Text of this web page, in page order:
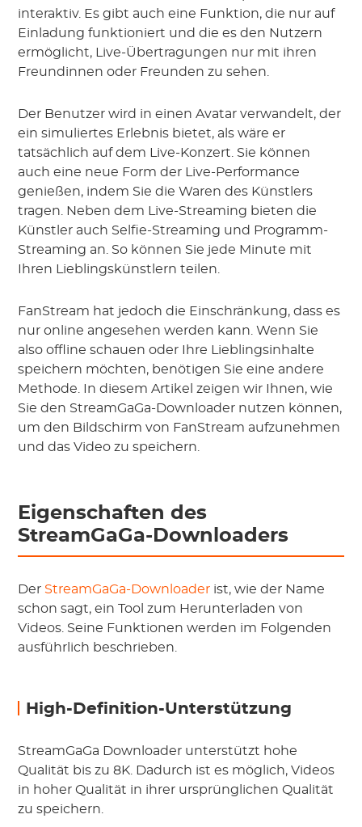
interaktiv. Es gibt auch eine Funktion, die nur auf
Einladung funktioniert und die es den Nutzern
ermöglicht, Live-Übertragungen nur mit ihren
Freundinnen oder Freunden zu sehen.
Der Benutzer wird in einen Avatar verwandelt, der
ein simuliertes Erlebnis bietet, als wäre er
tatsächlich auf dem Live-Konzert. Sie können
auch eine neue Form der Live-Performance
genießen, indem Sie die Waren des Künstlers
tragen. Neben dem Live-Streaming bieten die
Künstler auch Selfie-Streaming und Programm-
Streaming an. So können Sie jede Minute mit
Ihren Lieblingskünstlern teilen.
FanStream hat jedoch die Einschränkung, dass es
nur online angesehen werden kann. Wenn Sie
also offline schauen oder Ihre Lieblingsinhalte
speichern möchten, benötigen Sie eine andere
Methode. In diesem Artikel zeigen wir Ihnen, wie
Sie den StreamGaGa-Downloader nutzen können,
um den Bildschirm von FanStream aufzunehmen
und das Video zu speichern.
Eigenschaften des
StreamGaGa-Downloaders
Der StreamGaGa-Downloader ist, wie der Name
schon sagt, ein Tool zum Herunterladen von
Videos. Seine Funktionen werden im Folgenden
ausführlich beschrieben.
High-Definition-Unterstützung
StreamGaGa Downloader unterstützt hohe
Qualität bis zu 8K. Dadurch ist es möglich, Videos
in hoher Qualität in ihrer ursprünglichen Qualität
zu speichern.